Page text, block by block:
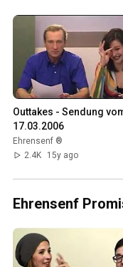
Outtakes - Sendung
17.03.2006
Ehrensenf ®
2.4K
15y ago
Ehrensenf